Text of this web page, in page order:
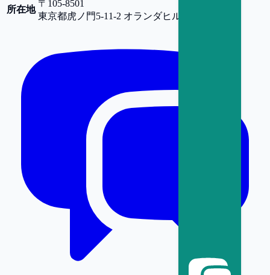
所在地
〒105-8501
東京都虎ノ門5-11-2 オランダヒルズ森タワー